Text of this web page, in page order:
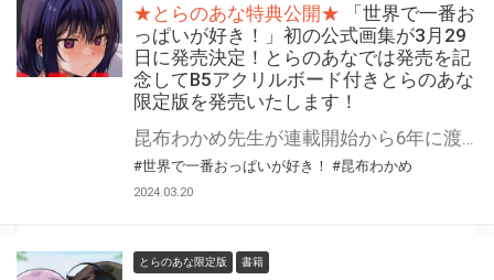
★とらのあな特典公開★
「世界で一番お
っぱいが好き！」初の公式画集が3月29
日に発売決定！とらのあなでは発売を記
念してB5アクリルボード付きとらのあな
限定版を発売いたします！
#世界で一番おっぱいが好き！ #昆布わかめ
2024.03.20
とらのあな限定版 書籍